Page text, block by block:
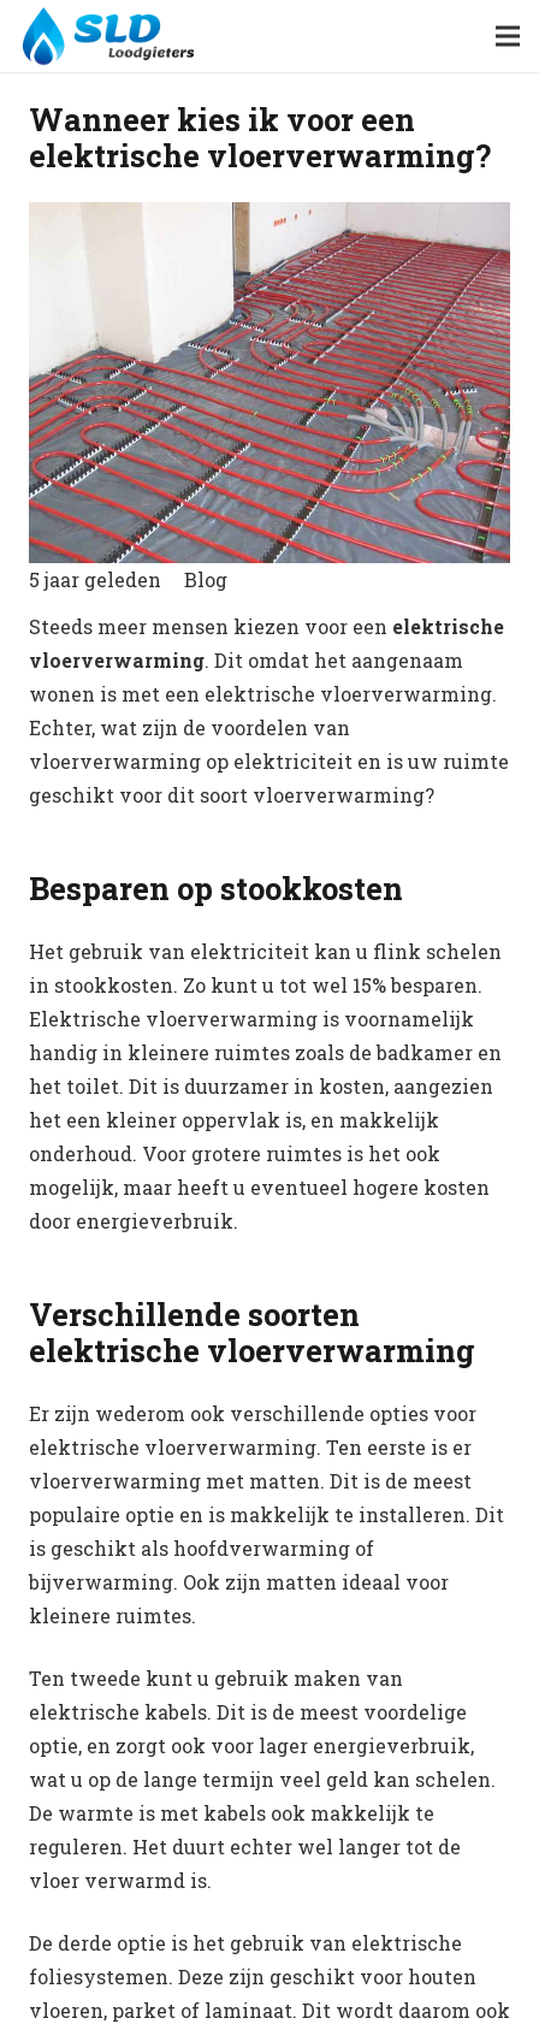
Wanneer kies ik voor een
elektrische vloerverwarming?
5 jaar geleden
Blog
Steeds meer mensen kiezen voor een elektrische
vloerverwarming. Dit omdat het aangenaam
wonen is met een elektrische vloerverwarming.
Echter, wat zijn de voordelen van
vloerverwarming op elektriciteit en is uw ruimte
geschikt voor dit soort vloerverwarming?
Besparen op stookkosten
Het gebruik van elektriciteit kan u flink schelen
in stookkosten. Zo kunt u tot wel 15% besparen.
Elektrische vloerverwarming is voornamelijk
handig in kleinere ruimtes zoals de badkamer en
het toilet. Dit is duurzamer in kosten, aangezien
het een kleiner oppervlak is, en makkelijk
onderhoud. Voor grotere ruimtes is het ook
mogelijk, maar heeft u eventueel hogere kosten
door energieverbruik.
Verschillende soorten
elektrische vloerverwarming
Er zijn wederom ook verschillende opties voor
elektrische vloerverwarming. Ten eerste is er
vloerverwarming met matten. Dit is de meest
populaire optie en is makkelijk te installeren. Dit
is geschikt als hoofdverwarming of
bijverwarming. Ook zijn matten ideaal voor
kleinere ruimtes.
Ten tweede kunt u gebruik maken van
elektrische kabels. Dit is de meest voordelige
optie, en zorgt ook voor lager energieverbruik,
wat u op de lange termijn veel geld kan schelen.
De warmte is met kabels ook makkelijk te
reguleren. Het duurt echter wel langer tot de
vloer verwarmd is.
De derde optie is het gebruik van elektrische
foliesystemen. Deze zijn geschikt voor houten
vloeren, parket of laminaat. Dit wordt daarom ook